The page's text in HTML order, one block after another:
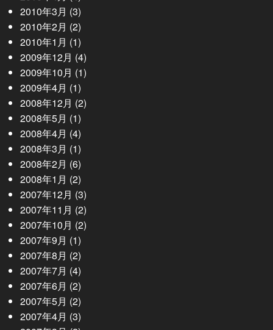
2010年3月 (3)
2010年2月 (2)
2010年1月 (1)
2009年12月 (4)
2009年10月 (1)
2009年4月 (1)
2008年12月 (2)
2008年5月 (1)
2008年4月 (4)
2008年3月 (1)
2008年2月 (6)
2008年1月 (2)
2007年12月 (3)
2007年11月 (2)
2007年10月 (2)
2007年9月 (1)
2007年8月 (2)
2007年7月 (4)
2007年6月 (2)
2007年5月 (2)
2007年4月 (3)